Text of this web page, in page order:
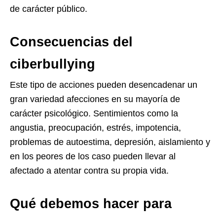
de carácter público.
Consecuencias del
ciberbullying
Este tipo de acciones pueden desencadenar un
gran variedad afecciones en su mayoría de
carácter psicológico. Sentimientos como la
angustia, preocupación, estrés, impotencia,
problemas de autoestima, depresión, aislamiento y
en los peores de los caso pueden llevar al
afectado a atentar contra su propia vida.
Qué debemos hacer para